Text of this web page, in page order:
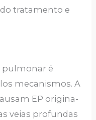
tratamento e
pulmonar é
mecanismos. A
EP origina-
veias profundas